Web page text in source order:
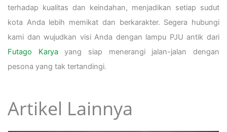
terhadap kualitas dan keindahan, menjadikan setiap sudut
kota Anda lebih memikat dan berkarakter. Segera hubungi
kami dan wujudkan visi Anda dengan lampu PJU antik dari
Futago Karya yang siap menerangi jalan-jalan dengan
pesona yang tak tertandingi.
Artikel Lainnya